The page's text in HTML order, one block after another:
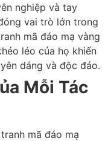
nghiệp và tay
vai trò lớn trong
mã đáo mạ vàng
léo của họ khiến
dáng và độc đáo.
Mỗi Tác
mã đáo mạ